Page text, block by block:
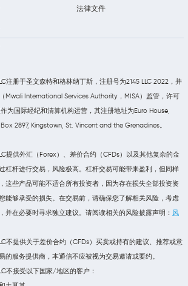
法律文件
注册于圣文森特和格林纳丁斯，注册号为2145 LLC 2022，并
Mwali International Services Authority，MISA）监管，许可
为国际经纪和清算机构运营，其注册地址为Euro House,
2897, Kingstown, St. Vincent and the Grenadines。
提供外汇（Forex）、差价合约（CFDs）以及其他复杂的金
杠杆进行交易，风险极高。杠杆交易可能带来盈利，但同样
这些产品可能不适合所有投资者，因为存在损失全部投资资
能够承受的损失。在交易前，请确保您了解相关风险，考虑
并在必要时寻求独立建议。请阅读相关的风险披露声明： 风
不提供关于差价合约（CFDs）买卖或持有的建议、推荐或意
的服务提供商，本通信不应被视为交易邀请或要约。
不接受以下国家/地区的客户：